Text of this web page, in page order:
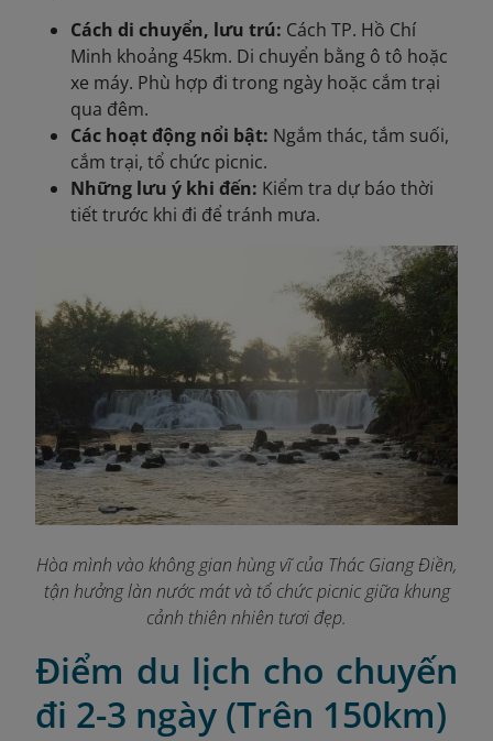
Cách di chuyển, lưu trú: Cách TP. Hồ Chí
Minh khoảng 45km. Di chuyển bằng ô tô hoặc
xe máy. Phù hợp đi trong ngày hoặc cắm trại
qua đêm.
Các hoạt động nổi bật: Ngắm thác, tắm suối,
cắm trại, tổ chức picnic.
Những lưu ý khi đến: Kiểm tra dự báo thời
tiết trước khi đi để tránh mưa.
Hòa mình vào không gian hùng vĩ của Thác Giang Điền,
tận hưởng làn nước mát và tổ chức picnic giữa khung
cảnh thiên nhiên tươi đẹp.
Điểm du lịch cho chuyến
đi 2-3 ngày (Trên 150km)